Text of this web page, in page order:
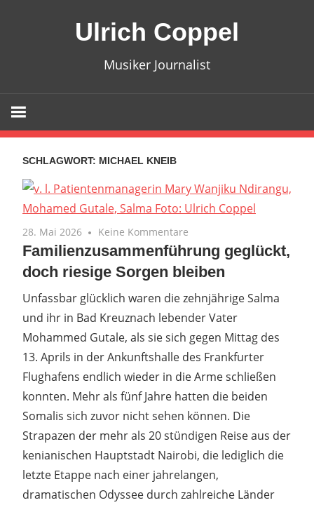
Ulrich Coppel
Musiker Journalist
SCHLAGWORT: MICHAEL KNEIB
28. Mai 2026 Keine Kommentare
Familienzusammenführung geglückt,
doch riesige Sorgen bleiben
Unfassbar glücklich waren die zehnjährige Salma
und ihr in Bad Kreuznach lebender Vater
Mohammed Gutale, als sie sich gegen Mittag des
13. Aprils in der Ankunftshalle des Frankfurter
Flughafens endlich wieder in die Arme schließen
konnten. Mehr als fünf Jahre hatten die beiden
Somalis sich zuvor nicht sehen können. Die
Strapazen der mehr als 20 stündigen Reise aus der
kenianischen Hauptstadt Nairobi, die lediglich die
letzte Etappe nach einer jahrelangen,
dramatischen Odyssee durch zahlreiche Länder